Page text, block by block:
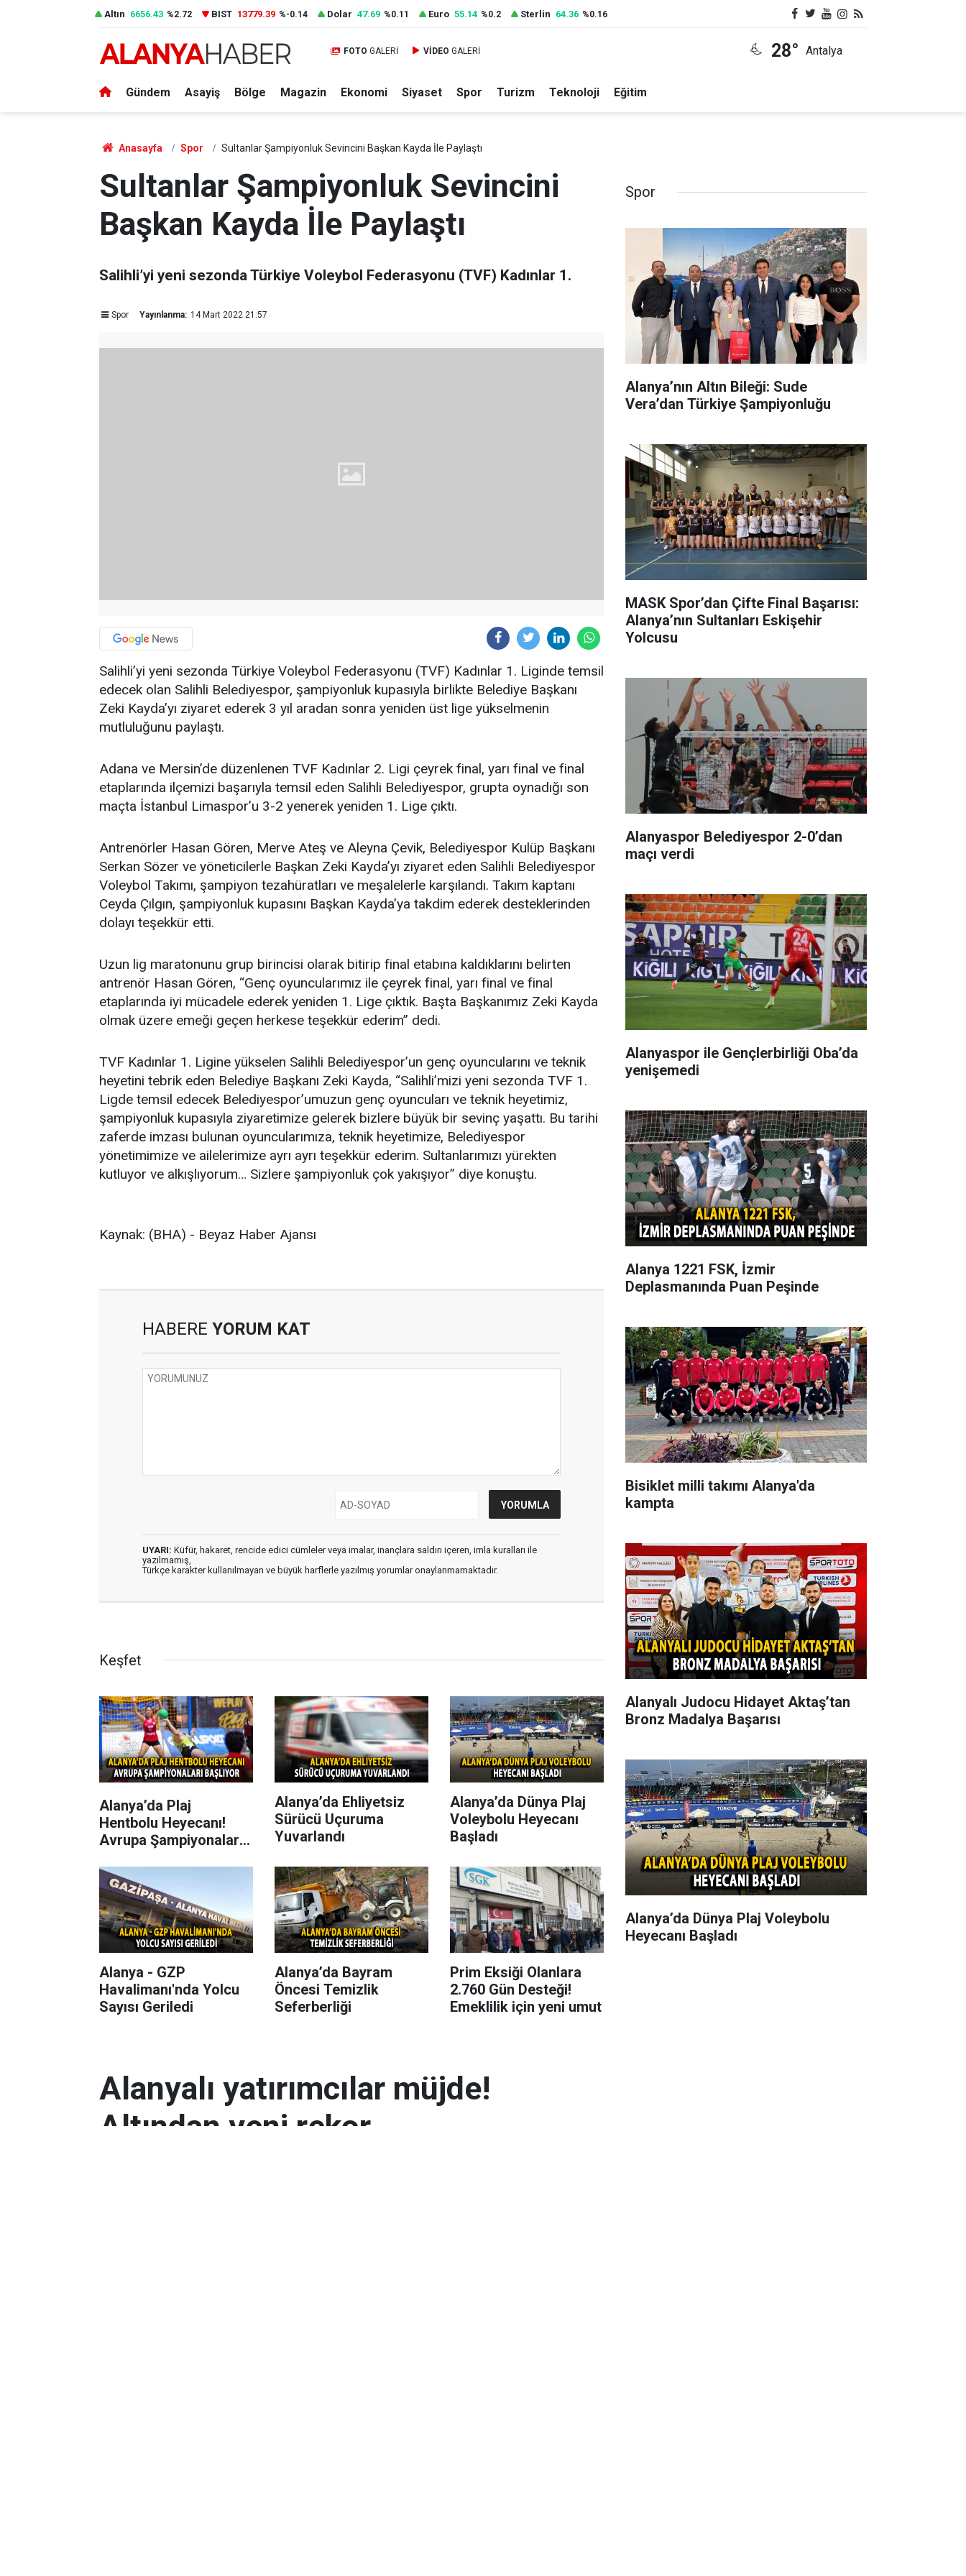
Altın 6656.43 %2.72 BIST 13779.39 %-0.14 Dolar 47.69 %0.11 Euro 55.14 %0.2 Sterlin 64.36 %0.16
FOTO GALERİ VİDEO GALERİ 28° Antalya
Gündem Asayiş Bölge Magazin Ekonomi Siyaset Spor Turizm Teknoloji Eğitim
Anasayfa Spor Sultanlar Şampiyonluk Sevincini Başkan Kayda İle Paylaştı
Sultanlar Şampiyonluk Sevincini
Başkan Kayda İle Paylaştı
Salihli’yi yeni sezonda Türkiye Voleybol Federasyonu (TVF) Kadınlar 1.
Spor Yayınlanma: 14 Mart 2022 21:57
Salihli’yi yeni sezonda Türkiye Voleybol Federasyonu (TVF) Kadınlar 1. Liginde temsil
edecek olan Salihli Belediyespor, şampiyonluk kupasıyla birlikte Belediye Başkanı
Zeki Kayda’yı ziyaret ederek 3 yıl aradan sonra yeniden üst lige yükselmenin
mutluluğunu paylaştı.
Adana ve Mersin’de düzenlenen TVF Kadınlar 2. Ligi çeyrek final, yarı final ve final
etaplarında ilçemizi başarıyla temsil eden Salihli Belediyespor, grupta oynadığı son
maçta İstanbul Limaspor’u 3-2 yenerek yeniden 1. Lige çıktı.
Antrenörler Hasan Gören, Merve Ateş ve Aleyna Çevik, Belediyespor Kulüp Başkanı
Serkan Sözer ve yöneticilerle Başkan Zeki Kayda’yı ziyaret eden Salihli Belediyespor
Voleybol Takımı, şampiyon tezahüratları ve meşalelerle karşılandı. Takım kaptanı
Ceyda Çılgın, şampiyonluk kupasını Başkan Kayda’ya takdim ederek desteklerinden
dolayı teşekkür etti.
Uzun lig maratonunu grup birincisi olarak bitirip final etabına kaldıklarını belirten
antrenör Hasan Gören, “Genç oyuncularımız ile çeyrek final, yarı final ve final
etaplarında iyi mücadele ederek yeniden 1. Lige çıktık. Başta Başkanımız Zeki Kayda
olmak üzere emeği geçen herkese teşekkür ederim” dedi.
TVF Kadınlar 1. Ligine yükselen Salihli Belediyespor’un genç oyuncularını ve teknik
heyetini tebrik eden Belediye Başkanı Zeki Kayda, “Salihli’mizi yeni sezonda TVF 1.
Ligde temsil edecek Belediyespor’umuzun genç oyuncuları ve teknik heyetimiz,
şampiyonluk kupasıyla ziyaretimize gelerek bizlere büyük bir sevinç yaşattı. Bu tarihi
zaferde imzası bulunan oyuncularımıza, teknik heyetimize, Belediyespor
yönetimimize ve ailelerimize ayrı ayrı teşekkür ederim. Sultanlarımızı yürekten
kutluyor ve alkışlıyorum… Sizlere şampiyonluk çok yakışıyor” diye konuştu.
Kaynak: (BHA) - Beyaz Haber Ajansı
HABERE YORUM KAT
UYARI: Küfür, hakaret, rencide edici cümleler veya imalar, inançlara saldırı içeren, imla kuralları ile
yazılmamış,
Türkçe karakter kullanılmayan ve büyük harflerle yazılmış yorumlar onaylanmamaktadır.
Keşfet
Alanya’da Plaj
Hentbolu Heyecanı!
Avrupa Şampiyonaları
Alanya’da Ehliyetsiz
Sürücü Uçuruma
Yuvarlandı
Alanya’da Dünya Plaj
Voleybolu Heyecanı
Başladı
Alanya - GZP
Havalimanı'nda Yolcu
Sayısı Geriledi
Alanya’da Bayram
Öncesi Temizlik
Seferberliği
Prim Eksiği Olanlara
2.760 Gün Desteği!
Emeklilik için yeni umut
Alanyalı yatırımcılar müjde!
Altından yeni rekor
Spor
Alanya’nın Altın Bileği: Sude
Vera’dan Türkiye Şampiyonluğu
MASK Spor’dan Çifte Final Başarısı:
Alanya’nın Sultanları Eskişehir
Yolcusu
Alanyaspor Belediyespor 2-0’dan
maçı verdi
Alanyaspor ile Gençlerbirliği Oba’da
yenişemedi
Alanya 1221 FSK, İzmir
Deplasmanında Puan Peşinde
Bisiklet milli takımı Alanya'da
kampta
Alanyalı Judocu Hidayet Aktaş’tan
Bronz Madalya Başarısı
Alanya’da Dünya Plaj Voleybolu
Heyecanı Başladı